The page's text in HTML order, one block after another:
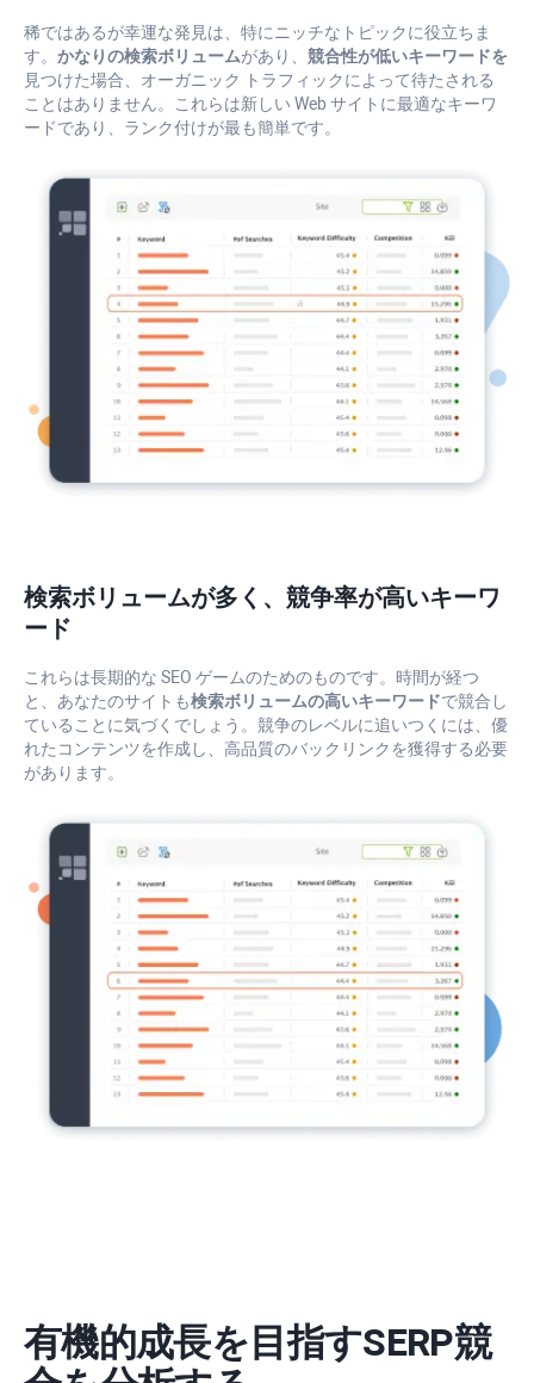
稀ではあるが幸運な発見は、特にニッチなトピックに役立ちま
す。 かなりの検索ボリュームがあり、 競合性が低いキーワードを
見つけた場合、オーガニック トラフィックによって待たされる
ことはありません。これらは新しい Web サイトに最適なキーワ
ードであり、ランク付けが最も簡単です。
検索ボリュームが多く、競争率が高いキーワ
ード
これらは長期的な SEO ゲームのためのものです。時間が経つ
と、あなたのサイトも検索ボリュームの高いキーワードで競合し
ていることに気づくでしょう。競争のレベルに追いつくには、優
れたコンテンツを作成し、高品質のバックリンクを獲得する必要
があります。
有機的成長を目指すSERP競